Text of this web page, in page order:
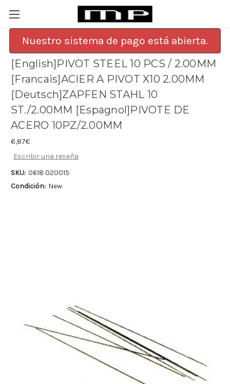
Nuestro sistema de pago está abierta.
[English]PIVOT STEEL 10 PCS / 2.00MM
[Francais]ACIER A PIVOT X10 2.00MM
[Deutsch]ZAPFEN STAHL 10
ST./2.00MM [Espagnol]PIVOTE DE
ACERO 10PZ/2.00MM
6,87€
Escribir una reseña
SKU: 0618 020015
Condición: New